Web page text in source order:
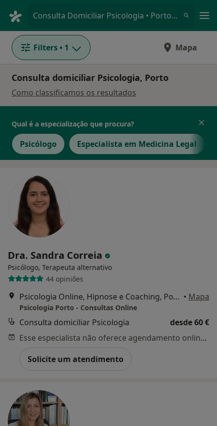
Consulta Domiciliar Psicologia • Porto, Porto
Filters • 1 Mapa
Consulta domiciliar Psicologia, Porto
Como classificamos os resultados
Qual é a especialização que procura?
Psicólogo Especialista em Medicina Legal
Dra. Sandra Correia
Psicólogo, Terapeuta alternativo
44 opiniões
Psicologia Online, Hipnose e Coaching, Porto • Mapa
Psicologia Porto - Consultas Online
Consulta domiciliar Psicologia
desde 60 €
Esse especialista não oferece agendamento online para esse endereço.
Solicite um atendimento